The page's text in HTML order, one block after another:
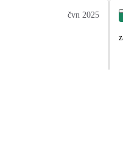
čvn 2025